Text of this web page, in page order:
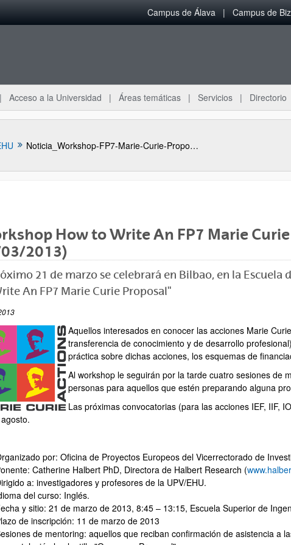
Campus de Álava Campus de
Acceso a la Universidad Áreas temáticas Servicios Directorio
Noticia_Workshop-FP7-Marie-Curie-Proposal
subpáginas
How to Write An FP7 Marie
2013)
21 de marzo se celebrará en Bilbao, en la Escuela
An FP7 Marie Curie Proposal"
Aquellos interesados en conocer las acciones Marie
transferencia de conocimiento y de desarrollo
práctica sobre dichas acciones, los esquemas de
Al workshop le seguirán por la tarde cuatro sesiones de
personas para aquellos que estén preparando alguna
Las próximas convocatorias (para las acciones IEF, IIF,
por: Oficina de Proyectos Europeos del Vicerrectorado de
Catherine Halbert PhD, Directora de Halbert Research (
a: investigadores y profesores de la UPV/EHU.
del curso: Inglés.
y sitio: 21 de marzo de 2013, 8:45 – 13:15, Escuela Superior de
de inscripción: 11 de marzo de 2013
de mentoring: aquellos que reciban confirmación de asistencia a